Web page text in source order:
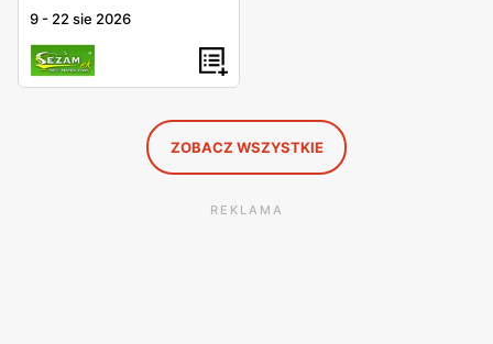
9 - 22 sie 2026
ZOBACZ WSZYSTKIE
REKLAMA